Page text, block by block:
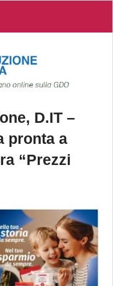
D.IT –
pronta a
“Prezzi